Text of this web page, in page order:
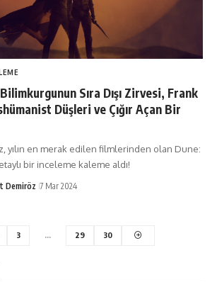
Sıra Dışı Zirvesi, Frank
Düşleri ve Çığır Açan Bir
yılın en merak edilen filmlerinden olan Dune:
bir inceleme kaleme aldı!
Demiröz 7 Mar 2024
3 … 29 30